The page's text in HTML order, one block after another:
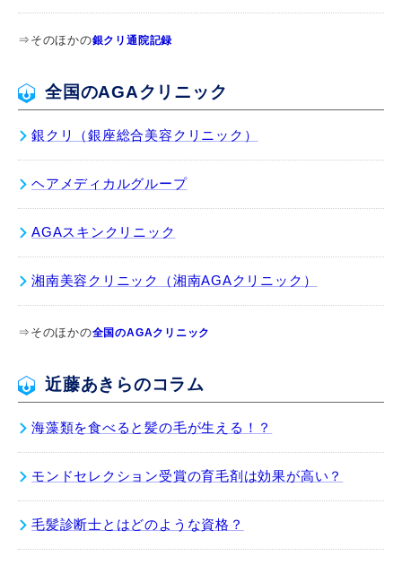
⇒そのほかの銀クリ通院記録
全国のAGAクリニック
銀クリ（銀座総合美容クリニック）
ヘアメディカルグループ
AGAスキンクリニック
湘南美容クリニック（湘南AGAクリニック）
⇒そのほかの全国のAGAクリニック
近藤あきらのコラム
海藻類を食べると髪の毛が生える！？
モンドセレクション受賞の育毛剤は効果が高い？
毛髪診断士とはどのような資格？